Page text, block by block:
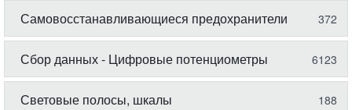
Самовосстанавливающиеся предохранители 372
Сбор данных - Цифровые потенциометры 6123
Световые полосы, шкалы 188